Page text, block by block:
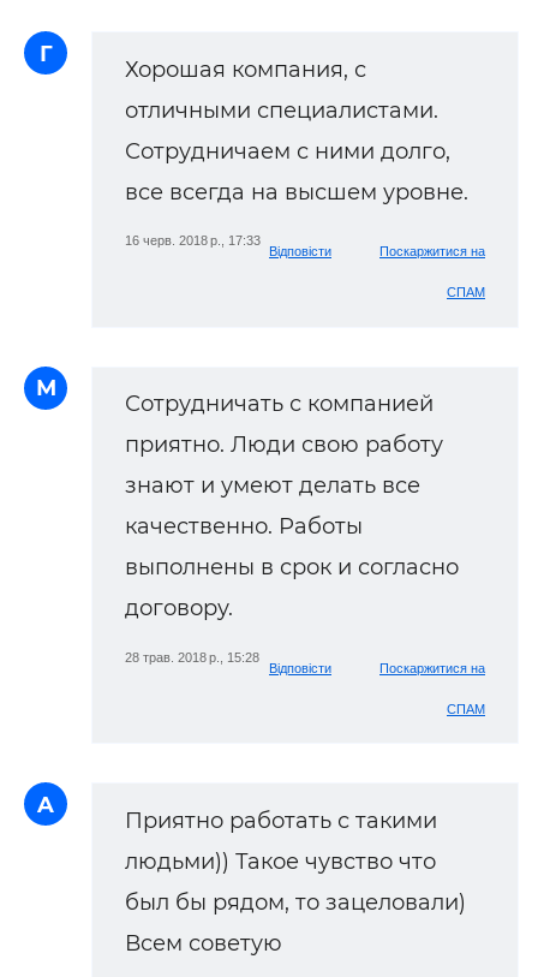
Г
Хорошая компания, с
отличными специалистами.
Сотрудничаем с ними долго,
все всегда на высшем уровне.
16 черв. 2018 р., 17:33
Відповісти Поскаржитися на
СПАМ
М
Сотрудничать с компанией
приятно. Люди свою работу
знают и умеют делать все
качественно. Работы
выполнены в срок и согласно
договору.
28 трав. 2018 р., 15:28
Відповісти Поскаржитися на
СПАМ
A
Приятно работать с такими
людьми)) Такое чувство что
был бы рядом, то зацеловали)
Всем советую